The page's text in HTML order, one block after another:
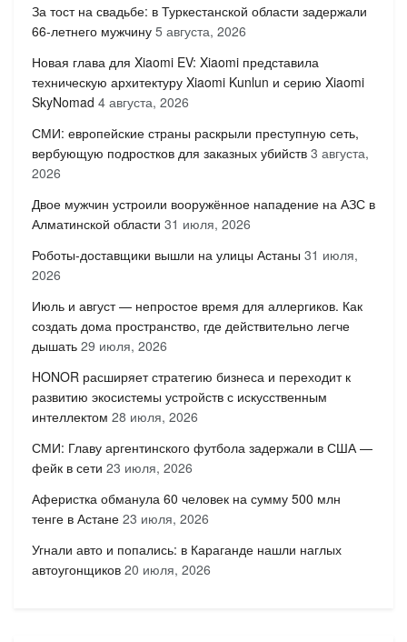
За тост на свадьбе: в Туркестанской области задержали
66-летнего мужчину 5 августа, 2026
Новая глава для Xiaomi EV: Xiaomi представила
техническую архитектуру Xiaomi Kunlun и серию Xiaomi
SkyNomad 4 августа, 2026
СМИ: европейские страны раскрыли преступную сеть,
вербующую подростков для заказных убийств 3 августа,
2026
Двое мужчин устроили вооружённое нападение на АЗС в
Алматинской области 31 июля, 2026
Роботы-доставщики вышли на улицы Астаны 31 июля,
2026
Июль и август — непростое время для аллергиков. Как
создать дома пространство, где действительно легче
дышать 29 июля, 2026
HONOR расширяет стратегию бизнеса и переходит к
развитию экосистемы устройств с искусственным
интеллектом 28 июля, 2026
СМИ: Главу аргентинского футбола задержали в США —
фейк в сети 23 июля, 2026
Аферистка обманула 60 человек на сумму 500 млн
тенге в Астане 23 июля, 2026
Угнали авто и попались: в Караганде нашли наглых
автоугонщиков 20 июля, 2026